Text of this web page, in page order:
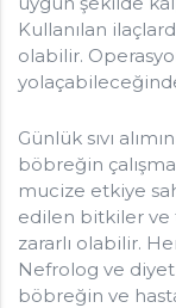
Kullanılan
olabilir.
Günlük sıvı
böbreğin
mucize etkiye
edilen bitkiler ve
zararlı olabilir.
Nefrolog ve
böbreğin ve